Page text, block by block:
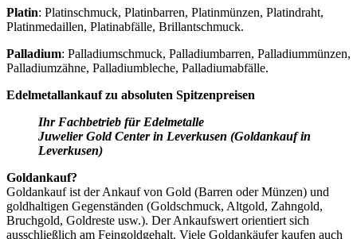
Platin: Platinschmuck, Platinbarren, Platinmünzen, Platindraht,
Platinmedaillen, Platinabfälle, Brillantschmuck.
Palladium: Palladiumschmuck, Palladiumbarren, Palladiummünzen,
Palladiumzähne, Palladiumbleche, Palladiumabfälle.
Edelmetallankauf zu absoluten Spitzenpreisen
Ihr Fachbetrieb für Edelmetalle
Juwelier Gold Center in Leverkusen (Goldankauf in
Leverkusen)
Goldankauf?
Goldankauf ist der Ankauf von Gold (Barren oder Münzen) und
goldhaltigen Gegenständen (Goldschmuck, Altgold, Zahngold,
Bruchgold, Goldreste usw.). Der Ankaufswert orientiert sich
ausschließlich am Feingoldgehalt. Viele Goldankäufer kaufen auch